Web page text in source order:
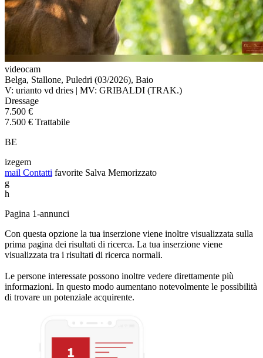
videocam
Belga, Stallone, Puledri (03/2026), Baio
V: urianto vd dries | MV: GRIBALDI (TRAK.)
Dressage
7.500 €
7.500 € Trattabile
BE
izegem
mail Contatti favorite Salva Memorizzato
g
h
Pagina 1-annunci
Con questa opzione la tua inserzione viene inoltre visualizzata sulla
prima pagina dei risultati di ricerca. La tua inserzione viene
visualizzata tra i risultati di ricerca normali.
Le persone interessate possono inoltre vedere direttamente più
informazioni. In questo modo aumentano notevolmente le possibilità
di trovare un potenziale acquirente.